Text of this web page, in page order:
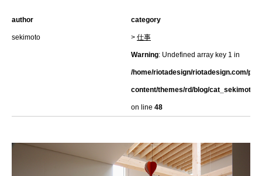
author
sekimoto
category
> 仕事
Warning: Undefined array key 1 in
/home/riotadesign/riotadesign.com/
content/themes/rd/blog/
on line 48